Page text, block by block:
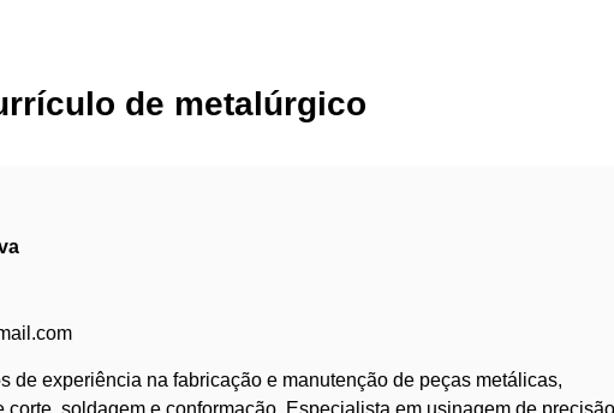
de metalúrgico
de experiência na fabricação e manutenção de peças metálicas,